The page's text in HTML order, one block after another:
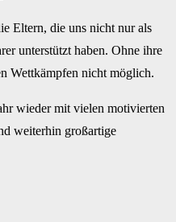
Eltern, die uns nicht nur als
unterstützt haben. Ohne ihre
Wettkämpfen nicht möglich.
wieder mit vielen motivierten
weiterhin großartige